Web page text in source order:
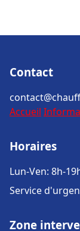
Contact
Accueil
Horaires
Lun-Ven: 8h-
Service
Zone